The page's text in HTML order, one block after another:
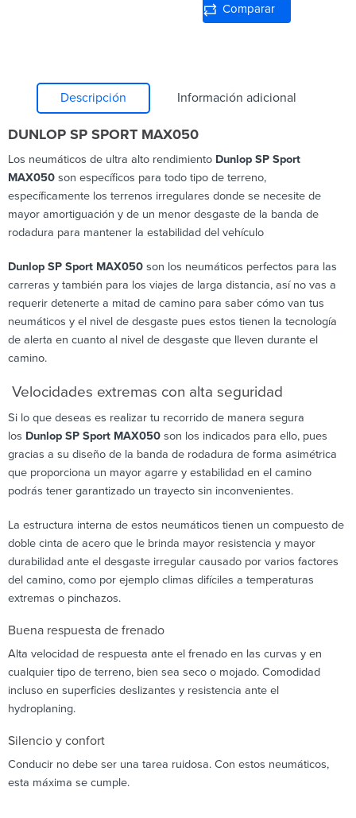
Comparar
Descripción Información adicional
DUNLOP SP SPORT MAX050
Los neumáticos de ultra alto rendimiento Dunlop SP Sport
MAX050 son específicos para todo tipo de terreno,
específicamente los terrenos irregulares donde se necesite de
mayor amortiguación y de un menor desgaste de la banda de
rodadura para mantener la estabilidad del vehículo
Dunlop SP Sport MAX050 son los neumáticos perfectos para las
carreras y también para los viajes de larga distancia, así no vas a
requerir detenerte a mitad de camino para saber cómo van tus
neumáticos y el nivel de desgaste pues estos tienen la tecnología
de alerta en cuanto al nivel de desgaste que lleven durante el
camino.
Velocidades extremas con alta seguridad
Si lo que deseas es realizar tu recorrido de manera segura
los Dunlop SP Sport MAX050 son los indicados para ello, pues
gracias a su diseño de la banda de rodadura de forma asimétrica
que proporciona un mayor agarre y estabilidad en el camino
podrás tener garantizado un trayecto sin inconvenientes.
La estructura interna de estos neumáticos tienen un compuesto de
doble cinta de acero que le brinda mayor resistencia y mayor
durabilidad ante el desgaste irregular causado por varios factores
del camino, como por ejemplo climas difíciles a temperaturas
extremas o pinchazos.
Buena respuesta de frenado
Alta velocidad de respuesta ante el frenado en las curvas y en
cualquier tipo de terreno, bien sea seco o mojado. Comodidad
incluso en superficies deslizantes y resistencia ante el
hydroplaning.
Silencio y confort
Conducir no debe ser una tarea ruidosa. Con estos neumáticos,
esta máxima se cumple.